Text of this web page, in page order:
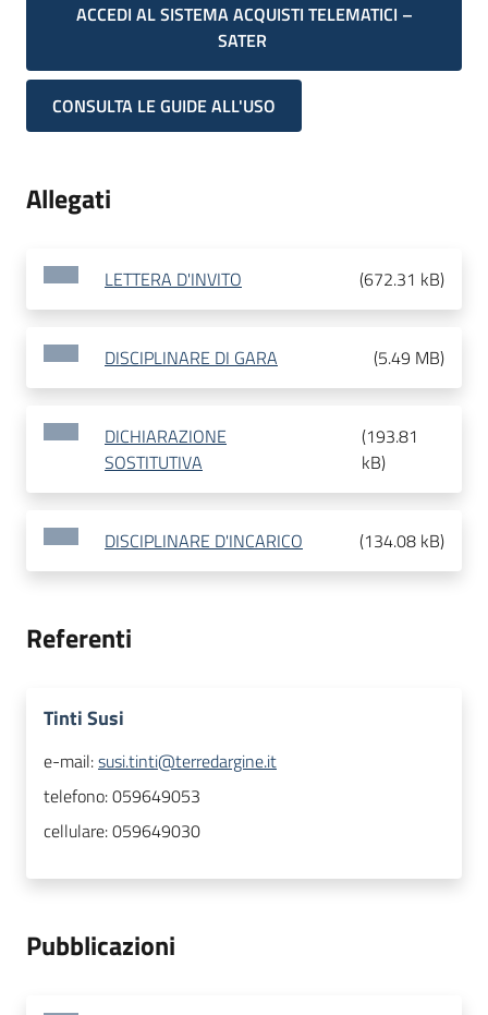
ACCEDI AL SISTEMA ACQUISTI TELEMATICI –
SATER
CONSULTA LE GUIDE ALL'USO
Allegati
LETTERA D'INVITO (672.31 kB)
DISCIPLINARE DI GARA (5.49 MB)
DICHIARAZIONE
SOSTITUTIVA
(193.81
kB)
DISCIPLINARE D'INCARICO (134.08 kB)
Referenti
Tinti Susi
e-mail:susi.tinti@terredargine.it
telefono:059649053
cellulare:059649030
Pubblicazioni